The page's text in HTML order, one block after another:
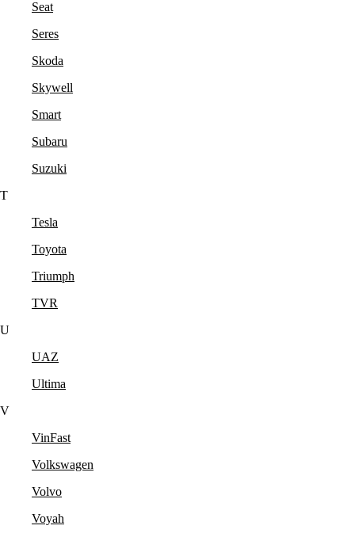
Seat
Seres
Skoda
Skywell
Smart
Subaru
Suzuki
T
Tesla
Toyota
Triumph
TVR
U
UAZ
Ultima
V
VinFast
Volkswagen
Volvo
Voyah